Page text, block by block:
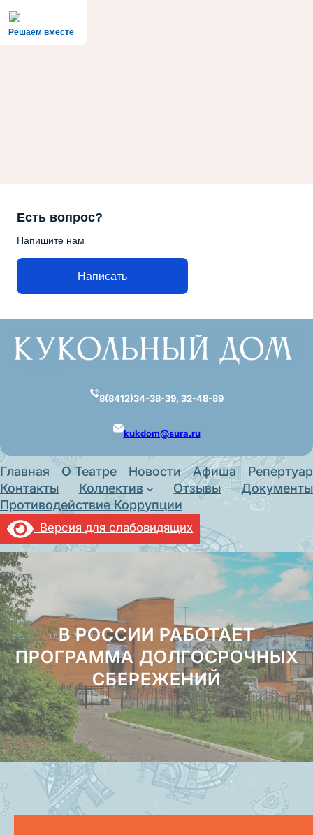
Решаем вместе
Есть вопрос?
Напишите нам
Написать
содержимому
8(8412)34-38-39, 32-48-89
kukdom@sura.ru
Главная О Театре Новости Афиша
Репертуар
Контакты
Коллектив Отзывы
Документы
Противодействие Коррупции
Версия для слабовидящих
В РОССИИ РАБОТАЕТ
ПРОГРАММА ДОЛГОСРОЧНЫХ
СБЕРЕЖЕНИЙ